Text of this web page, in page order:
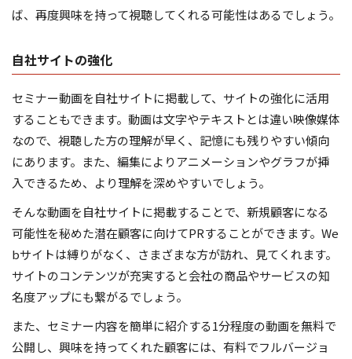
ば、再度興味を持って視聴してくれる可能性はあるでしょう。
自社サイトの強化
セミナー動画を自社サイトに掲載して、サイトの強化に活用
することもできます。動画は文字やテキストとは違い映像媒体
なので、視聴した方の理解が早く、記憶にも残りやすい傾向
にあります。また、編集によりアニメーションやグラフが挿
入できるため、より理解を深めやすいでしょう。
そんな動画を自社サイトに掲載することで、新規顧客になる
可能性を秘めた潜在顧客に向けてPRすることができます。We
bサイトは縛りがなく、さまざまな方が訪れ、見てくれます。
サイトのコンテンツが充実すると会社の商品やサービスの知
名度アップにも繋がるでしょう。
また、セミナー内容を簡単に紹介する1分程度の動画を無料で
公開し、興味を持ってくれた顧客には、有料でフルバージョ